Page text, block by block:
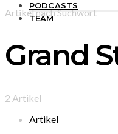
PODCASTS
TEAM
Artikel nach Suchwort
Grand
2 Artikel
Artikel